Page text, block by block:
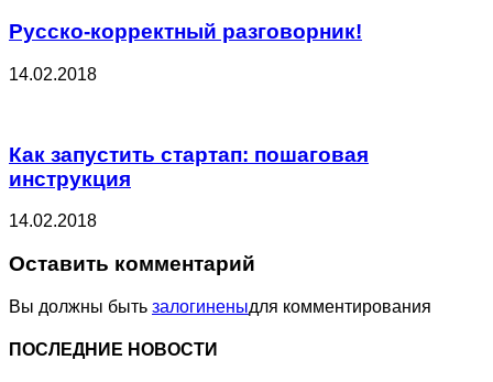
Русско-корректный разговорник!
14.02.2018
Как запустить стартап: пошаговая
инструкция
14.02.2018
Оставить комментарий
Вы должны быть залогиненыдля комментирования
ПОСЛЕДНИЕ НОВОСТИ